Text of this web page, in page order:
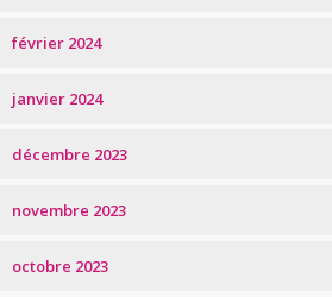
février 2024
janvier 2024
décembre 2023
novembre 2023
octobre 2023